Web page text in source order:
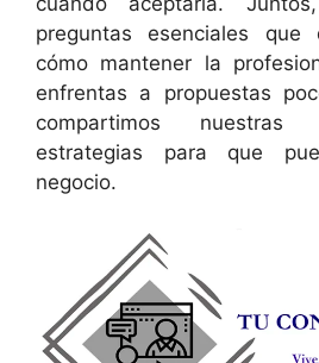
preguntas esenciales
cómo mantener la
enfrentas a propuestas
compartimos nuestras
estrategias para que
negocio.